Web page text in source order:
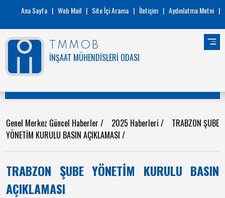
Ana Sayfa | Web Mail | Site İçi Arama | İletişim | Aydınlatma Metni |
TMMOB
İNŞAAT MÜHENDİSLERİ ODASI
Genel Merkez Güncel Haberler / 2025 Haberleri / TRABZON ŞUBE
YÖNETİM KURULU BASIN AÇIKLAMASI /
TRABZON ŞUBE YÖNETİM KURULU BASIN
AÇIKLAMASI